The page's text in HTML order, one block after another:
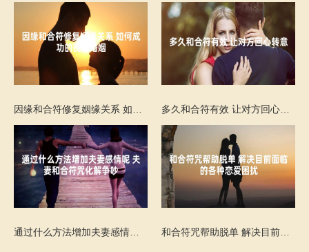
因缘和合符修复姻缘关系 如何成功的挽留婚姻 多久和合符有效 让对方回心转意
通过什么方法增加夫妻感情呢 夫妻和合符咒化解争吵 和合符咒帮助脱单 解决目前面临的各种恋爱困扰